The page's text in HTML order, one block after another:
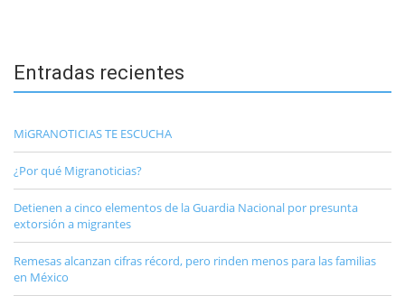
Entradas recientes
MiGRANOTICIAS TE ESCUCHA
¿Por qué Migranoticias?
Detienen a cinco elementos de la Guardia Nacional por presunta
extorsión a migrantes
Remesas alcanzan cifras récord, pero rinden menos para las familias
en México